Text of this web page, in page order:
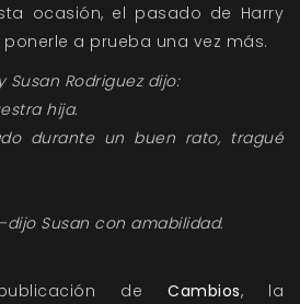
ocasión, el pasado de Harry
a prueba una vez más.
Rodriguez dijo:
hija.
durante un buen rato, tragué
Susan con amabilidad.
deCambios, la